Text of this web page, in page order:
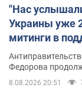
"Нас
Украины уже
митинги в
Федорова
8.08.2026 20:51